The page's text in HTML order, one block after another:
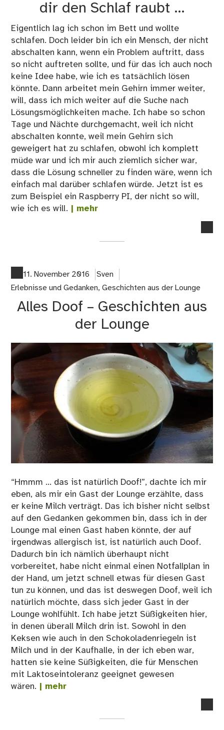
dir den Schlaf raubt …
Eigentlich lag ich schon im Bett und wollte
schlafen. Doch leider bin ich ein Mensch, der nicht
abschalten kann, wenn ein Problem auftritt, dass
so nicht auftreten sollte, und für das ich auch noch
keine Idee habe, wie ich es tatsächlich lösen
könnte. Dann arbeitet mein Gehirn immer weiter,
will, dass ich mich weiter auf die Suche nach
Lösungsmöglichkeiten mache. Ich habe so schon
Tage und Nächte durchgemacht, weil ich nicht
abschalten konnte, weil mein Gehirn sich
geweigert hat zu schlafen, obwohl ich komplett
müde war und ich mir auch ziemlich sicher war,
dass die Lösung schneller zu finden wäre, wenn ich
einfach mal darüber schlafen würde. Jetzt ist es
zum Beispiel ein Raspberry PI, der nicht so will,
wie ich es will. | mehr
…
11. November 2016
Sven
Erlebnisse und Gedanken,Geschichten aus der Lounge
Alles Doof – Geschichten aus
der Lounge
“Hmmm ... das ist natürlich Doof!”, dachte ich mir
eben, als mir ein Gast der Lounge erzählte, dass
er keine Milch verträgt. Das ich bisher nicht selbst
auf den Gedanken gekommen bin, dass ich in der
Lounge mal einen Gast haben könnte, der auf
irgendwas allergisch ist, ist natürlich auch Doof.
Dadurch bin ich nämlich überhaupt nicht
vorbereitet, habe nicht einmal einen Notfallplan in
der Hand, um jetzt schnell etwas für diesen Gast
tun zu können, und das ist deswegen Doof, weil ich
natürlich möchte, dass sich jeder Gast in der
Lounge wohlfühlt. Ich habe jetzt Süßigkeiten hier,
in denen überall Milch drin ist. Sowohl in den
Keksen wie auch in den Schokoladenriegeln ist
Milch und in der Kaufhalle, in der ich eben war,
hatten sie keine Süßigkeiten, die für Menschen
mit Laktoseintoleranz geeignet gewesen
wären. | mehr